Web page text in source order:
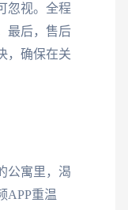
忽视。全程
最后，售后
，确保在关
公寓里，渴
APP重温